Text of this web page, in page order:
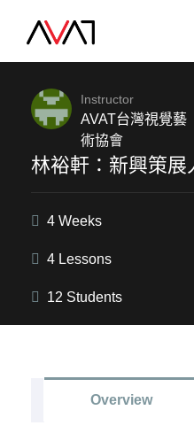
content
Instructor
AVAT台灣視覺藝
術協會
林裕軒：新興策展
4 Weeks
4 Lessons
12 Students
Overview